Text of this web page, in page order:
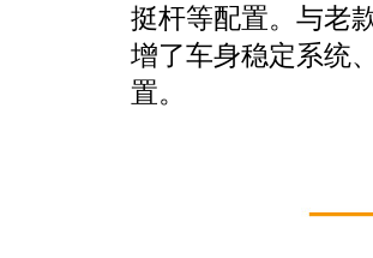
挺杆等配置。与老
增了车身稳定系统、
置。